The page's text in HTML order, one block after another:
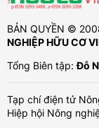
BẢN QUYỀN ©
NGHIỆP HỮU CƠ
Tổng Biên tập:Đỗ
Tạp chí điện tử
Hiệp hội Nông